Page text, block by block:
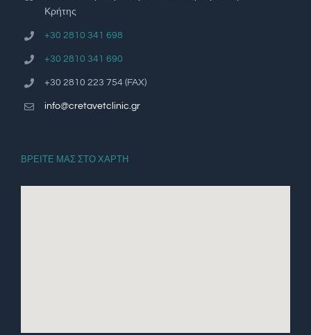
Κρήτης
+30 2810 341 698
+30 2810 341 690
+30 2810 223 754 (FAX)
info@cretavetclinic.gr
ΒΡΕΙΤΕ ΜΑΣ ΣΤΟ ΧΑΡΤΗ